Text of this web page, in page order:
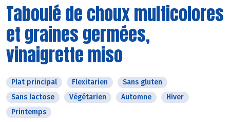
Taboulé de choux multicolores
et graines germées,
vinaigrette miso
Plat principal Flexitarien
Sans gluten
Sans lactose
Végétarien Automne
Hiver
Printemps